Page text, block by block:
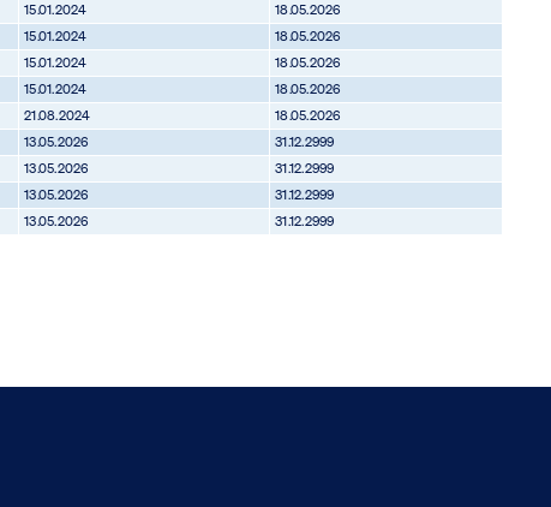
15.01.2024
18.05.2026
15.01.2024
18.05.2026
15.01.2024
18.05.2026
15.01.2024
18.05.2026
21.08.2024
18.05.2026
13.05.2026
31.12.2999
13.05.2026
31.12.2999
13.05.2026
31.12.2999
13.05.2026 31.12.2999